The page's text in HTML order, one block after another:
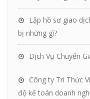
Lập hồ sơ giao
bị những gì?
Dịch Vụ Chuyển
Công ty Tri Thức
độ kế toán doanh